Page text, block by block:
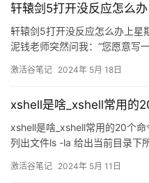
轩辕剑5打开没反应怎么办
轩辕剑5打开没反应怎么办上星
泥钱老师突然问我：“您愿意写
年7月15日。熟悉的配方，原来
激活谷笔记 2024年 5月 18日
xshell是啥_xshell常用的
xshell是啥_xshell常用的20个
列出文件ls -la 给出当前目录下
激活谷笔记 2024年 5月 11日